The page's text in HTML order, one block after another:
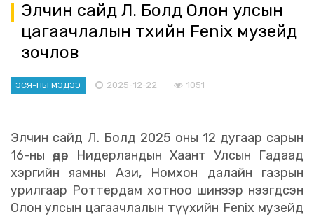
Элчин сайд Л. Болд Олон улсын
цагаачлалын түүхийн Fenix музейд
зочлов
ЭСЯ-НЫ МЭДЭЭ 2025-12-22 1051
Элчин сайд Л. Болд 2025 оны 12 дугаар сарын
16-ны өдөр Нидерландын Хаант Улсын Гадаад
хэргийн яамны Ази, Номхон далайн газрын
урилгаар Роттердам хотноо шинээр нээгдсэн
Олон улсын цагаачлалын түүхийн Fenix музейд